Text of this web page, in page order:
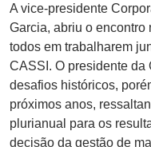
A vice-presidente
Garcia, abriu o encontro
todos em trabalharem
CASSI. O presidente
desafios históricos,
próximos anos,
plurianual para os
decisão da gestão de